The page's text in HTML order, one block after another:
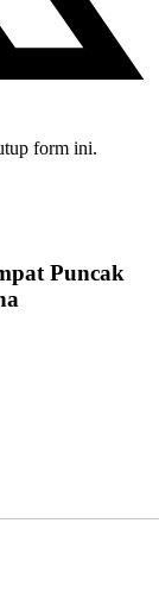
form ini.
Puncak